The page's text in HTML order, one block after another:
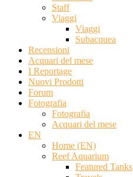
Staff
Viaggi
Viaggi
Subacquea
Recensioni
Acquari del mese
I Reportage
Nuovi Prodotti
Forum
Fotografia
Fotografia
Acquari del mese
EN
Home (EN)
Reef Aquarium
Featured Tanks